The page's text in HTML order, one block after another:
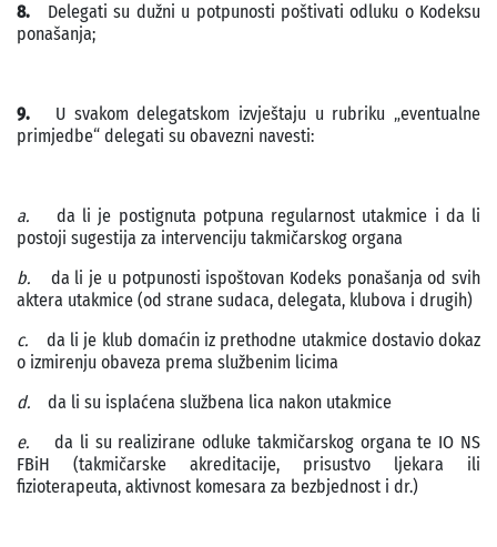
8. Delegati su dužni u potpunosti poštivati odluku o Kodeksu
ponašanja;
9. U svakom delegatskom izvještaju u rubriku „eventualne
primjedbe“ delegati su obavezni navesti:
a.
da li je postignuta potpuna regularnost utakmice i da li
postoji sugestija za intervenciju takmičarskog organa
b. da li je u potpunosti ispoštovan Kodeks ponašanja od svih
aktera utakmice (od strane sudaca, delegata, klubova i drugih)
c.
da li je klub domaćin iz prethodne utakmice dostavio dokaz
o izmirenju obaveza prema službenim licima
d.
da li su isplaćena službena lica nakon utakmice
e.
da li su realizirane odluke takmičarskog organa te IO NS
FBiH (takmičarske akreditacije, prisustvo ljekara ili
fizioterapeuta, aktivnost komesara za bezbjednost i dr.)